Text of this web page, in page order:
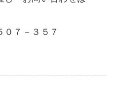
０７－３５７